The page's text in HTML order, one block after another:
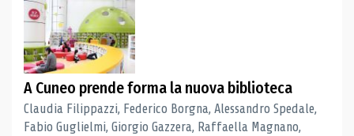
A Cuneo prende forma la nuova biblioteca
Claudia Filippazzi, Federico Borgna, Alessandro Spedale,
Fabio Guglielmi, Giorgio Gazzera, Raffaella Magnano,